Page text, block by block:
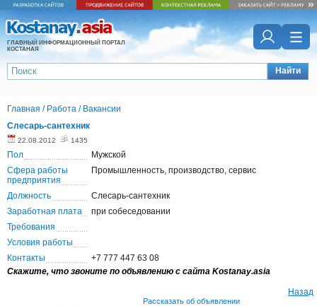
ГЛАВНЫЙ ИНФОРМАЦИОННЫЙ ПОРТАЛ
КОСТАНАЯ
Найти
Главная / Работа / Вакансии
Слесарь-сантехник
22.08.2012 1435
Пол
Мужской
Сфера работы
предприятия
Промышленность, производство, сервис
Должность
Слесарь-сантехник
Заработная плата
при собеседовании
Требования
Условия работы
Контакты
+7 777 447 63 08
Скажите, что звоните по объявлению с сайта Kostanay.asia
Назад
Рассказать об объявлении